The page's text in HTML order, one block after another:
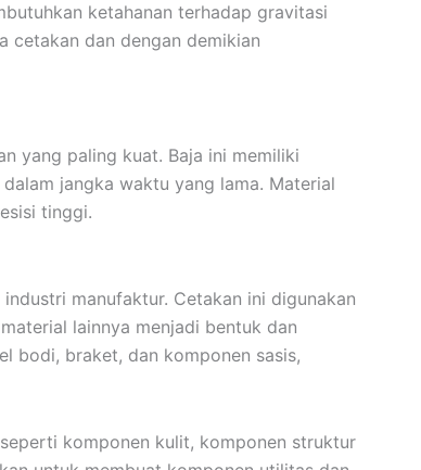
ketahanan terhadap gravitasi
cetakan dan dengan demikian
yang paling kuat. Baja ini memiliki
jangka waktu yang lama. Material
tinggi.
manufaktur. Cetakan ini digunakan
lainnya menjadi bentuk dan
bodi, braket, dan komponen sasis,
komponen kulit, komponen struktur